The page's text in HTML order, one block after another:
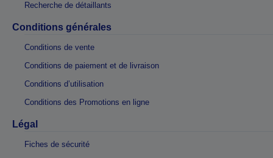
Recherche de détaillants
Conditions générales
Conditions de vente
Conditions de paiement et de livraison
Conditions d’utilisation
Conditions des Promotions en ligne
Légal
Fiches de sécurité